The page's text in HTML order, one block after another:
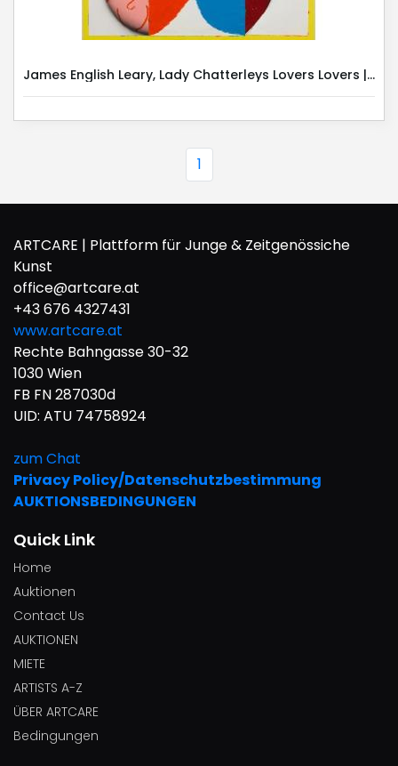
James English Leary, Lady Chatterleys Lovers Lovers | Kunst Miete |
1
ARTCARE | Plattform für Junge & Zeitgenössiche
Kunst
office@artcare.at
+43 676 4327431
www.artcare.at
Rechte Bahngasse 30-32
1030 Wien
FB FN 287030d
UID: ATU 74758924
zum Chat
Privacy Policy/Datenschutzbestimmung
AUKTIONSBEDINGUNGEN
Quick Link
Home
Auktionen
Contact Us
AUKTIONEN
MIETE
ARTISTS A-Z
ÜBER ARTCARE
Bedingungen